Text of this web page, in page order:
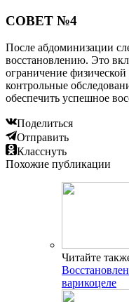
СОВЕТ №4
После абдоминизации
восстановлению. Это
ограничение
контрольные
обеспечить успешное
Поделиться
Отправить
Класснуть
Похожие публикации
Читайте
варикоцеле